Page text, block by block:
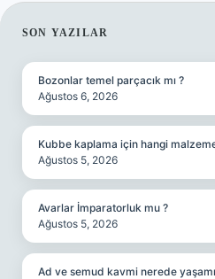
SIDEBAR
SON YAZILAR
Bozonlar temel parçacık mı ?
Ağustos 6, 2026
Kubbe kaplama için hangi
Ağustos 5, 2026
Avarlar İmparatorluk mu ?
Ağustos 5, 2026
Ad ve semud kavmi nerede